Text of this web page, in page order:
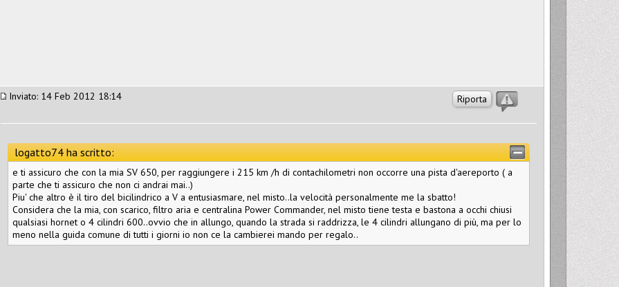
Riporta
Inviato: 14 Feb 2012 18:14
logatto74 ha scritto:
e ti assicuro che con la mia SV 650, per raggiungere i 215 km /h di contachilometri non occorre una pista d'aereporto ( a
parte che ti assicuro che non ci andrai mai..)
Piu' che altro è il tiro del bicilindrico a V a entusiasmare, nel misto..la velocità personalmente me la sbatto!
Considera che la mia, con scarico, filtro aria e centralina Power Commander, nel misto tiene testa e bastona a occhi chiusi
qualsiasi hornet o 4 cilindri 600..ovvio che in allungo, quando la strada si raddrizza, le 4 cilindri allungano di più, ma per lo
meno nella guida comune di tutti i giorni io non ce la cambierei mando per regalo..